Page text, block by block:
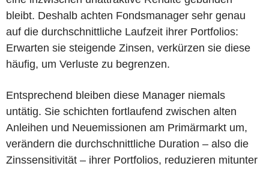
bleibt. Deshalb achten Fondsmanager sehr genau
auf die durchschnittliche Laufzeit ihrer Portfolios:
Erwarten sie steigende Zinsen, verkürzen sie diese
häufig, um Verluste zu begrenzen.
Entsprechend bleiben diese Manager niemals
untätig. Sie schichten fortlaufend zwischen alten
Anleihen und Neuemissionen am Primärmarkt um,
verändern die durchschnittliche Duration – also die
Zinssensitivität – ihrer Portfolios, reduzieren mitunter